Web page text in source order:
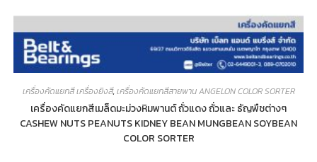
เครื่องคัดแยกสี เครื่องยิงสี,เครื่องคัดแยกสีสายพาน ANGELON COLOR SORTER
เครื่องคัดแยกสีเมล็ดมะม่วงหิมพานต์ ถั่วแดง ถั่วและ ธัญพืชต่างๆ
CASHEW NUTS PEANUTS KIDNEY BEAN MUNGBEAN SOYBEAN
COLOR SORTER